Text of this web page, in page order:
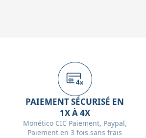
PAIEMENT SÉCURISÉ EN
1X À 4X
Monético CIC Paiement, Paypal,
Paiement en 3 fois sans frais